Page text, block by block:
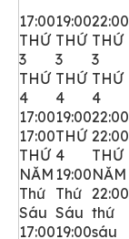
17:00
THỨ
3
19:00
THỨ
3
22:00
THỨ
3
THỨ
4
17:00
THỨ
4
19:00
THỨ
4
22:00
17:00
THỨ
NĂM
THỨ
4
19:00
22:00
THỨ
NĂM
Thứ
Sáu
17:00
Thứ
Sáu
19:00
22:00
thứ
sáu